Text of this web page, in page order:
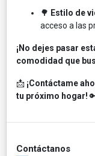
🌳 Estilo de
acceso a las
¡No dejes pasar
comodidad que
📩 ¡Contáctame
tu próximo hogar!
Contáctanos